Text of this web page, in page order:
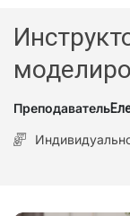
Преподаватель